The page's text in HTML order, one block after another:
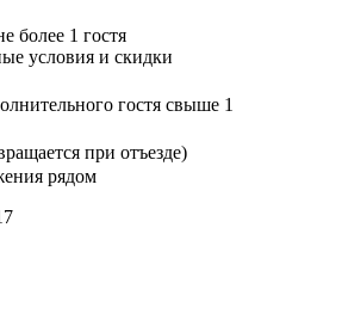
более 1 гостя
условия и скидки
гостя свыше 1
при отъезде)
рядом